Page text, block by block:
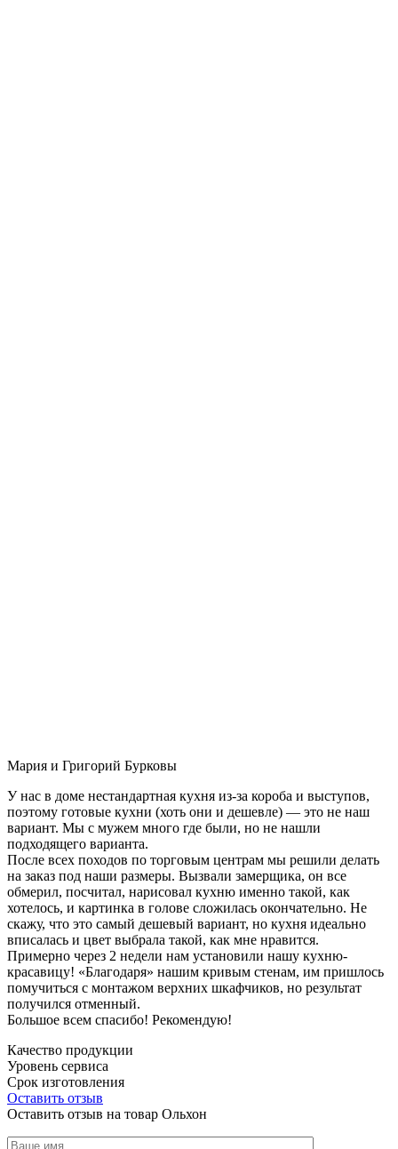
Мария и Григорий Бурковы
У нас в доме нестандартная кухня из-за короба и выступов,
поэтому готовые кухни (хоть они и дешевле) — это не наш
вариант. Мы с мужем много где были, но не нашли
подходящего варианта.
После всех походов по торговым центрам мы решили делать
на заказ под наши размеры. Вызвали замерщика, он все
обмерил, посчитал, нарисовал кухню именно такой, как
хотелось, и картинка в голове сложилась окончательно. Не
скажу, что это самый дешевый вариант, но кухня идеально
вписалась и цвет выбрала такой, как мне нравится.
Примерно через 2 недели нам установили нашу кухню-
красавицу! «Благодаря» нашим кривым стенам, им пришлось
помучиться с монтажом верхних шкафчиков, но результат
получился отменный.
Большое всем спасибо! Рекомендую!
Качество продукции
Уровень сервиса
Срок изготовления
Оставить отзыв
Оставить отзыв на товар Ольхон